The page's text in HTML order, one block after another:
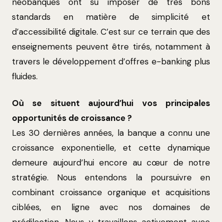
standards en matière de simplicité et
d’accessibilité digitale. C’est sur ce terrain que des
enseignements peuvent être tirés, notamment à
travers le développement d’offres e-banking plus
fluides.
Où se situent aujourd’hui vos principales
opportunités de croissance ?
Les 30 dernières années, la banque a connu une
croissance exponentielle, et cette dynamique
demeure aujourd’hui encore au cœur de notre
stratégie. Nous entendons la poursuivre en
combinant croissance organique et acquisitions
ciblées, en ligne avec nos domaines de